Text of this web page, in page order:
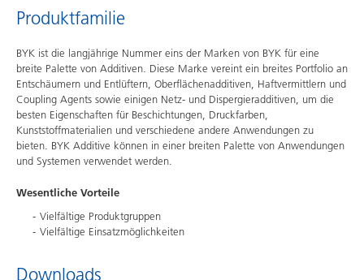
Produktfamilie
BYK ist die langjährige Nummer eins der Marken von BYK für eine
breite Palette von Additiven. Diese Marke vereint ein breites Portfolio an
Entschäumern und Entlüftern, Oberflächenadditiven, Haftvermittlern und
Coupling Agents sowie einigen Netz- und Dispergieradditiven, um die
besten Eigenschaften für Beschichtungen, Druckfarben,
Kunststoffmaterialien und verschiedene andere Anwendungen zu
bieten. BYK Additive können in einer breiten Palette von Anwendungen
und Systemen verwendet werden.
Wesentliche Vorteile
Vielfältige Produktgruppen
Vielfältige Einsatzmöglichkeiten
Downloads